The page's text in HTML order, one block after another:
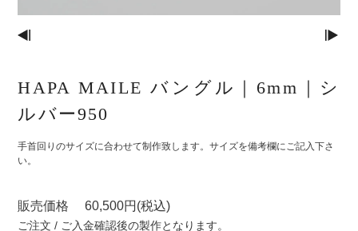
HAPA MAILE バングル｜6mm｜シ
ルバー950
手首回りのサイズに合わせて制作致します。サイズを備考欄にご記入下さ
い。
販売価格 60,500円(税込)
ご注文 / ご入金確認後の製作となります。